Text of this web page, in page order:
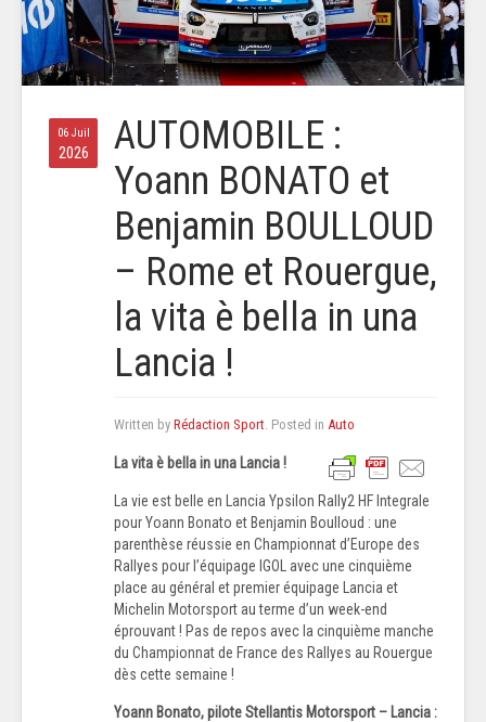
06 Juil
2026
AUTOMOBILE :
Yoann BONATO et
Benjamin BOULLOUD
– Rome et Rouergue,
la vita è bella in una
Lancia !
Written by Rédaction Sport . Posted in Auto
La vita è bella in una Lancia !
La vie est belle en Lancia Ypsilon Rally2 HF Integrale
pour Yoann Bonato et Benjamin Boulloud : une
parenthèse réussie en Championnat d’Europe des
Rallyes pour l’équipage IGOL avec une cinquième
place au général et premier équipage Lancia et
Michelin Motorsport au terme d’un week-end
éprouvant ! Pas de repos avec la cinquième manche
du Championnat de France des Rallyes au Rouergue
dès cette semaine !
Yoann Bonato, pilote Stellantis Motorsport – Lancia :